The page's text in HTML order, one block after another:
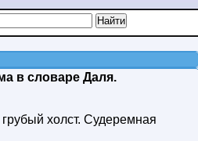
в словаре Даля.
холст. Судеремная